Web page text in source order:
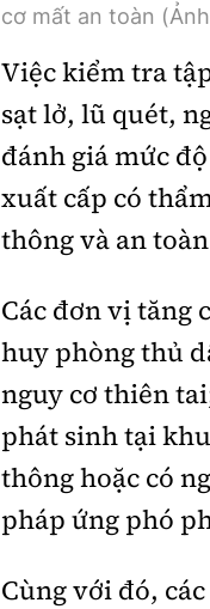
cơ mất an toàn
Việc kiểm tra
sạt lở, lũ quét,
đánh giá mức
xuất cấp có
thông và an
Các đơn vị tăng
huy phòng thủ
nguy cơ thiên
phát sinh tại
thông hoặc có
pháp ứng phó
Cùng với đó,